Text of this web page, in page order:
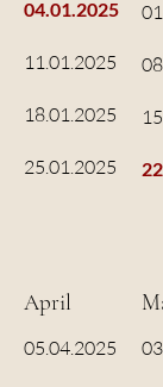
04.01.2025
11.01.2025
18.01.2025
25.01.2025
April
05.04.2025